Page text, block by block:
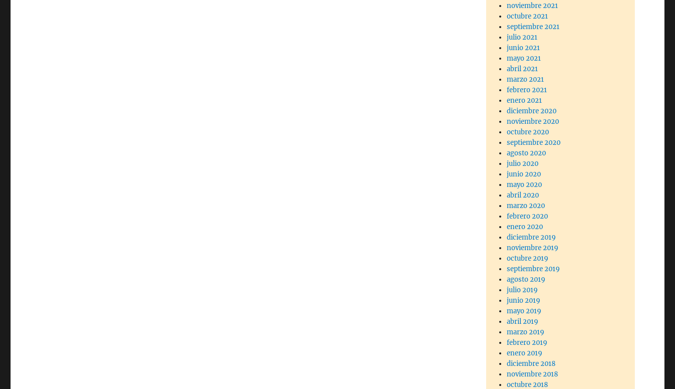
noviembre 2021
octubre 2021
septiembre 2021
julio 2021
junio 2021
mayo 2021
abril 2021
marzo 2021
febrero 2021
enero 2021
diciembre 2020
noviembre 2020
octubre 2020
septiembre 2020
agosto 2020
julio 2020
junio 2020
mayo 2020
abril 2020
marzo 2020
febrero 2020
enero 2020
diciembre 2019
noviembre 2019
octubre 2019
septiembre 2019
agosto 2019
julio 2019
junio 2019
mayo 2019
abril 2019
marzo 2019
febrero 2019
enero 2019
diciembre 2018
noviembre 2018
octubre 2018